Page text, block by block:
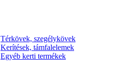
Térkövek, szegélykövek
Kerítések, támfalelemek
Egyéb kerti termékek